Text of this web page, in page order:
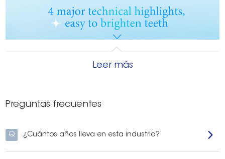
Leer más
Preguntas frecuentes
Q ¿Cuántos años lleva en esta industria?